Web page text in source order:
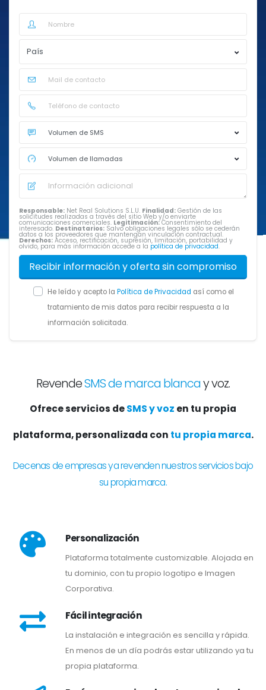
Responsable: Net Real Solutions S.L.U. Finalidad: Gestión de las
solicitudes realizadas a través del sitio Web y/o enviarte
comunicaciones comerciales. Legitimación:Consentimiento del
interesado. Destinatarios: Salvo obligaciones legales sólo se cederán
datos a los proveedores que mantengan vinculación contractual.
Derechos: Acceso, rectificación, supresión, limitación, portabilidad y
olvido, para más información accede a la política de privacidad.
Recibir información y oferta sin compromiso
He leído y acepto la Política de Privacidad así como el
tratamiento de mis datos para recibir respuesta a la
información solicitada.
RevendeSMS de marca blancay voz.
Ofrece servicios deSMS y voz en tu propia
plataforma, personalizada con tu propia marca.
Decenas de empresas ya revenden nuestros servicios bajo
su propia marca.
Personalización
Plataforma totalmente customizable. Alojada en
tu dominio, con tu propio logotipo e Imagen
Corporativa.
Fácil integración
La instalación e integración es sencilla y rápida.
En menos de un día podrás estar utilizando ya tu
propia plataforma.